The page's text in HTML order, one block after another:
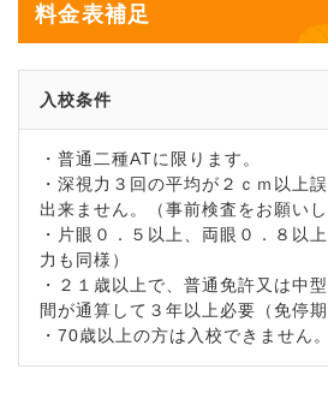
料金表補足
入校条件
・普通二種ATに限ります。
・深視力３回の平均が２ｃｍ以上
出来ません。（事前検査をお願いし
・片眼０．５以上、両眼０．８以
力も同様）
・２１歳以上で、普通免許又は中
間が通算して３年以上必要（免停期
・70歳以上の方は入校できません。